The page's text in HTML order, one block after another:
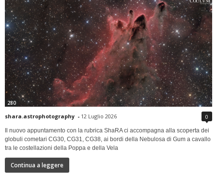
280
shara.astrophotography - 12 Luglio 2026 0
Il nuovo appuntamento con la rubrica ShaRA ci accompagna alla scoperta dei
globuli cometari CG30, CG31, CG38, ai bordi della Nebulosa di Gum a cavallo
tra le costellazioni della Poppa e della Vela
Continua a leggere